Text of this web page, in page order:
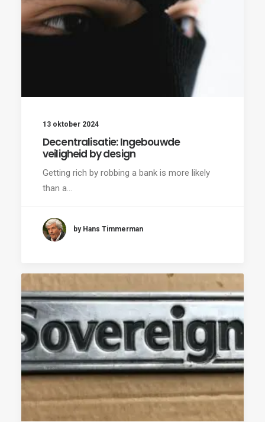
13 oktober 2024
Decentralisatie: Ingebouwde
veiligheid by design
Getting rich by robbing a bank is more likely
than a…
by Hans Timmerman